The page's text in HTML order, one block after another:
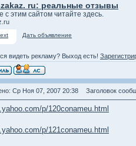
ru: реальные отзывы
с этим сайтом читайте здесь.
Дать объявление
видеть рекламу? Выход есть!
Ср Ноя 07, 2007 20:38 Заголовок
p/120conameu.html
p/121conameu.html